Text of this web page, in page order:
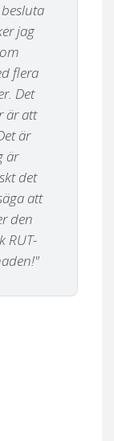
jag
flera
Det
är att
är
är
det
att
den
RUT-